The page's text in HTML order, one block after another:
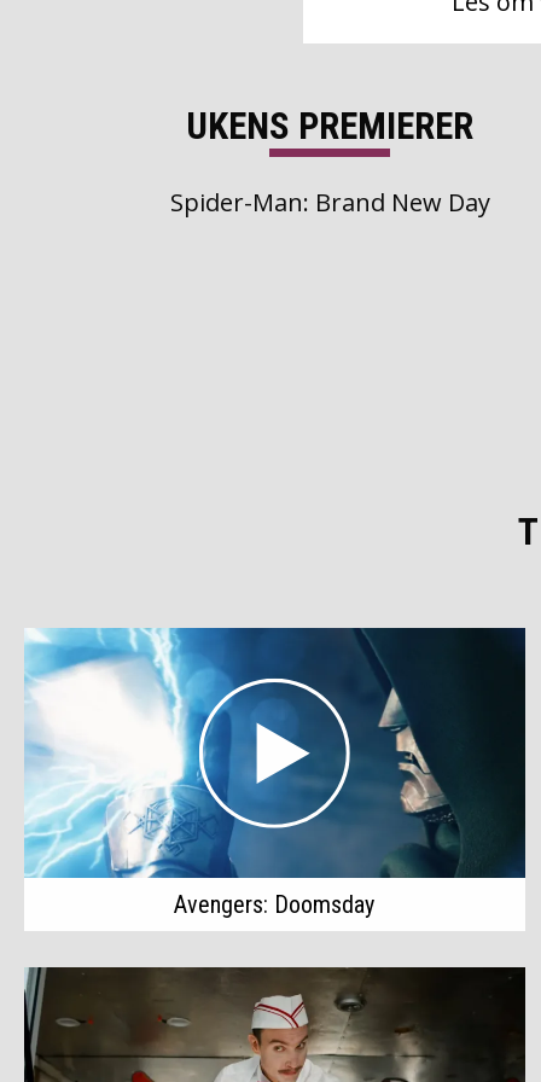
UKENS PREMIERER
Spider-Man: Brand New Day
Avengers: Doomsday